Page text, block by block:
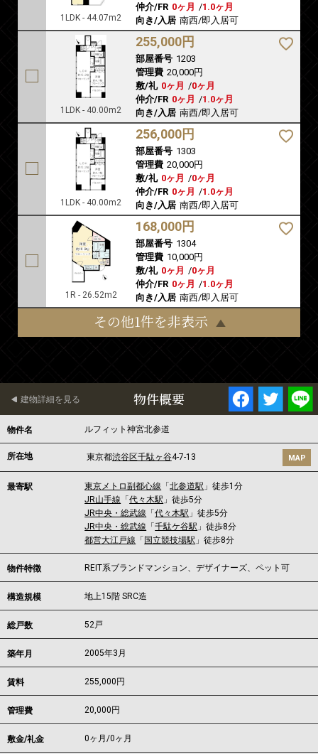
1LDK - 44.07m2
仲介/FR 0ヶ月 /1.0ヶ月
向き/入居 南西/即入居可
1LDK - 40.00m2
255,000円
部屋番号 1203
管理費 20,000円
敷/礼 0ヶ月 /0ヶ月
仲介/FR 0ヶ月 /1.0ヶ月
向き/入居 南西/即入居可
1LDK - 40.00m2
256,000円
部屋番号 1303
管理費 20,000円
敷/礼 0ヶ月 /0ヶ月
仲介/FR 0ヶ月 /1.0ヶ月
向き/入居 南西/即入居可
1R - 26.52m2
168,000円
部屋番号 1304
管理費 10,000円
敷/礼 0ヶ月 /0ヶ月
仲介/FR 0ヶ月 /1.0ヶ月
向き/入居 南西/即入居可
その他1件を非表示
物件概要
建物詳細を見る
物件名 ルフィット神宮北参道
所在地 東京都渋谷区千駄ヶ谷4-7-13 MAP
最寄駅 東京メトロ副都心線 「北参道駅 」徒歩1分
JR山手線 「代々木駅 」徒歩5分
JR中央・総武線 「代々木駅 」徒歩5分
JR中央・総武線 「千駄ケ谷駅 」徒歩8分
都営大江戸線 「 国立競技場駅 」徒歩8分
物件特徴 REIT系ブランドマンション、デザイナーズ、ペット可
構造規模 地上15階 SRC造
総戸数 52戸
築年月 2005年3月
賃料 255,000 円
管理費 20,000円
敷金/礼金 0ヶ月/0ヶ月